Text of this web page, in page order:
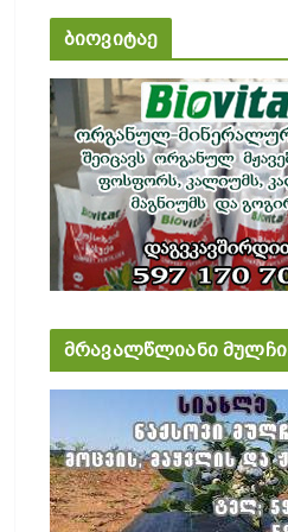
ბიოვიტაე
მრავალწლიანი მულჩი